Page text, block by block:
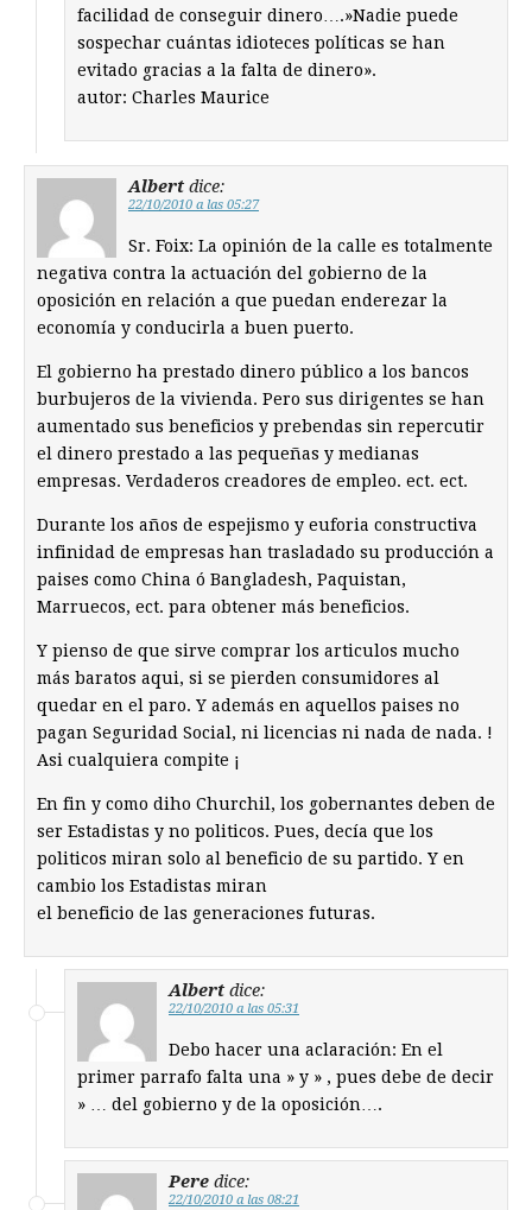
facilidad de conseguir dinero….»Nadie puede
sospechar cuántas idioteces políticas se han
evitado gracias a la falta de dinero».
autor: Charles Maurice
Albert dice:
22/10/2010 a las 05:27
Sr. Foix: La opinión de la calle es totalmente
negativa contra la actuación del gobierno de la
oposición en relación a que puedan enderezar la
economía y conducirla a buen puerto.
El gobierno ha prestado dinero público a los bancos
burbujeros de la vivienda. Pero sus dirigentes se han
aumentado sus beneficios y prebendas sin repercutir
el dinero prestado a las pequeñas y medianas
empresas. Verdaderos creadores de empleo. ect. ect.
Durante los años de espejismo y euforia constructiva
infinidad de empresas han trasladado su producción a
paises como China ó Bangladesh, Paquistan,
Marruecos, ect. para obtener más beneficios.
Y pienso de que sirve comprar los articulos mucho
más baratos aqui, si se pierden consumidores al
quedar en el paro. Y además en aquellos paises no
pagan Seguridad Social, ni licencias ni nada de nada. !
Asi cualquiera compite ¡
En fin y como diho Churchil, los gobernantes deben de
ser Estadistas y no politicos. Pues, decía que los
politicos miran solo al beneficio de su partido. Y en
cambio los Estadistas miran
el beneficio de las generaciones futuras.
Albert dice:
22/10/2010 a las 05:31
Debo hacer una aclaración: En el
primer parrafo falta una » y » , pues debe de decir
» … del gobierno y de la oposición….
Pere dice:
22/10/2010 a las 08:21